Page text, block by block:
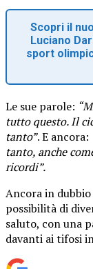
Scopri il
Luciano
sport
Le sue parole:
tutto questo. Il
tanto”. E ancora:
tanto, anche
ricordi”.
Ancora in
possibilità di
saluto, con una
davanti ai tifosi